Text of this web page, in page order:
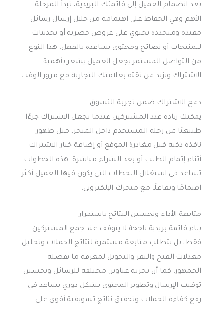
بعد انضمام العميل إلى قائمتك البريدية، تبدأ المرحلة
الأهم وهي الحفاظ على اهتمامه من خلال إرسال رسائل
مفيدة ومتجددة تحتوي على عروض حصرية أو تحديثات
للمنتجات أو نصائح ومحتوى يساعده بالفعل. هذا النوع
من التواصل المستمر يجعل العميل يشعر بأهمية
الاشتراك ويزيد من ثقته بعلامتك التجارية مع مرور الوقت.
دمج الاشتراك ضمن تجربة التسوق
يمكنك زيادة عدد المشتركين عندما تجعل الاشتراك جزءًا
طبيعيًا من رحلة المستخدم داخل المتجر، مثل ظهور
نافذة ذكية قبل مغادرة الموقع أو إضافة خيار الاشتراك
أثناء إتمام الطلب أو بعد الشراء مباشرة. هذه الخطوات
تساعد في استغلال اللحظات التي يكون فيها العميل أكثر
اهتمامًا وتفاعلًا مع متجرك الإلكتروني.
متابعة الأداء وتحسين النتائج باستمرار
بناء قائمة بريدية ناجحة لا يتوقف عند جمع المشتركين
فقط، بل يتطلب متابعة مستمرة لنتائج الحملات وتحليل
معدلات الفتح والنقر والتحويل لمعرفة ما يفضله
الجمهور. كما أن تجربة عناوين مختلفة للرسائل وتحسين
توقيت الإرسال وتطوير المحتوى بشكل دوري يساعد في
رفع كفاءة الحملات وتحقيق نتائج تسويقية أقوى على